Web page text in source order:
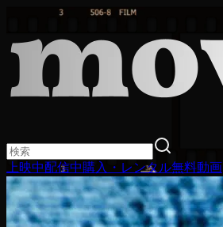
上映中配信中購入・レンタル無料動画